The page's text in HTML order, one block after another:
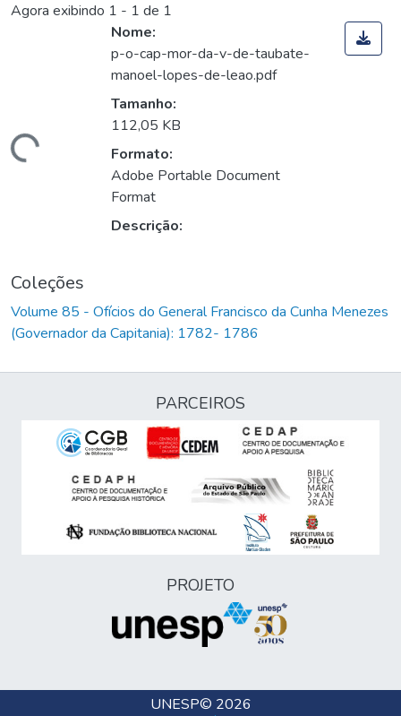
Agora exibindo 1 - 1 de 1
Nome:
p-o-cap-mor-da-v-de-taubate-
manoel-lopes-de-leao.pdf
Tamanho:
112,05 KB
Formato:
Adobe Portable Document
Format
Descrição:
Coleções
Volume 85 - Ofícios do General Francisco da Cunha Menezes
(Governador da Capitania): 1782- 1786
PARCEIROS
PROJETO
UNESP© 2026